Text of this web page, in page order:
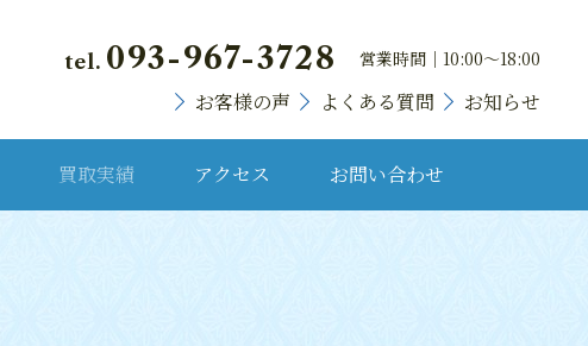
tel. 093-967-3728 営業時間｜10:00～18:00
お客様の声 よくある質問 お知らせ
買取実績 アクセス お問い合わせ